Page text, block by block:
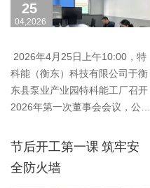
25
04,2026
2026年4月25日上午10:00，特
科能（衡东）科技有限公司于衡
东县泵业产业园特科能工厂召开
2026年第一次董事会会议，公司
节后开工第一课 筑牢安
全防火墙